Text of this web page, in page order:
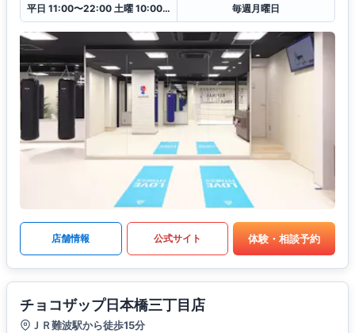
平日 11:00〜22:00 土曜 10:00〜20:00 日・祝 10:00〜18:00
毎週月曜日
店舗情報 公式サイト 体験・相談予約
チョコザップ日本橋三丁目店
ＪＲ難波駅から徒歩15分